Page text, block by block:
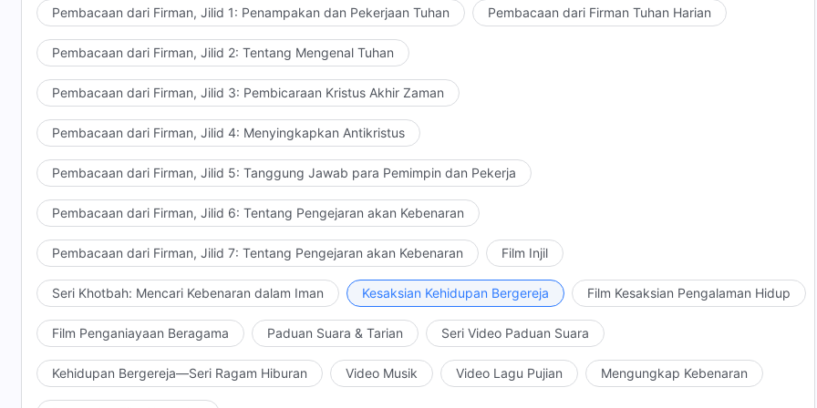
Pembacaan dari Firman, Jilid 1: Penampakan dan Pekerjaan Tuhan Pembacaan dari Firman Tuhan Harian
Pembacaan dari Firman, Jilid 2: Tentang Mengenal Tuhan
Pembacaan dari Firman, Jilid 3: Pembicaraan Kristus Akhir Zaman
Pembacaan dari Firman, Jilid 4: Menyingkapkan Antikristus
Pembacaan dari Firman, Jilid 5: Tanggung Jawab para Pemimpin dan Pekerja
Pembacaan dari Firman, Jilid 6: Tentang Pengejaran akan Kebenaran
Pembacaan dari Firman, Jilid 7: Tentang Pengejaran akan Kebenaran Film Injil
Seri Khotbah: Mencari Kebenaran dalam Iman Kesaksian Kehidupan Bergereja Film Kesaksian Pengalaman Hidup
Film Penganiayaan Beragama Paduan Suara & Tarian Seri Video Paduan Suara
Kehidupan Bergereja—Seri Ragam Hiburan Video Musik Video Lagu Pujian Mengungkap Kebenaran